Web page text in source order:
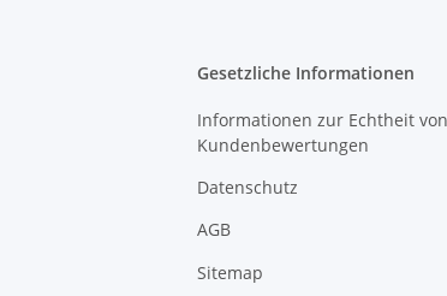
Gesetzliche Informationen
Informationen zur Echtheit von
Kundenbewertungen
Datenschutz
AGB
Sitemap